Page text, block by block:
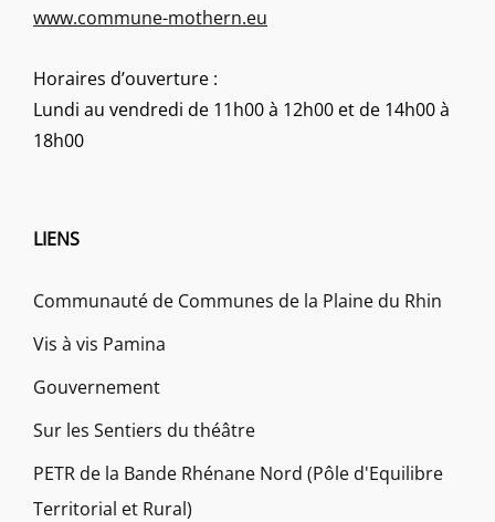
www.commune-mothern.eu
Horaires d’ouverture :
Lundi au vendredi de 11h00 à 12h00 et de 14h00 à
18h00
LIENS
Communauté de Communes de la Plaine du Rhin
Vis à vis Pamina
Gouvernement
Sur les Sentiers du théâtre
PETR de la Bande Rhénane Nord (Pôle d'Equilibre
Territorial et Rural)